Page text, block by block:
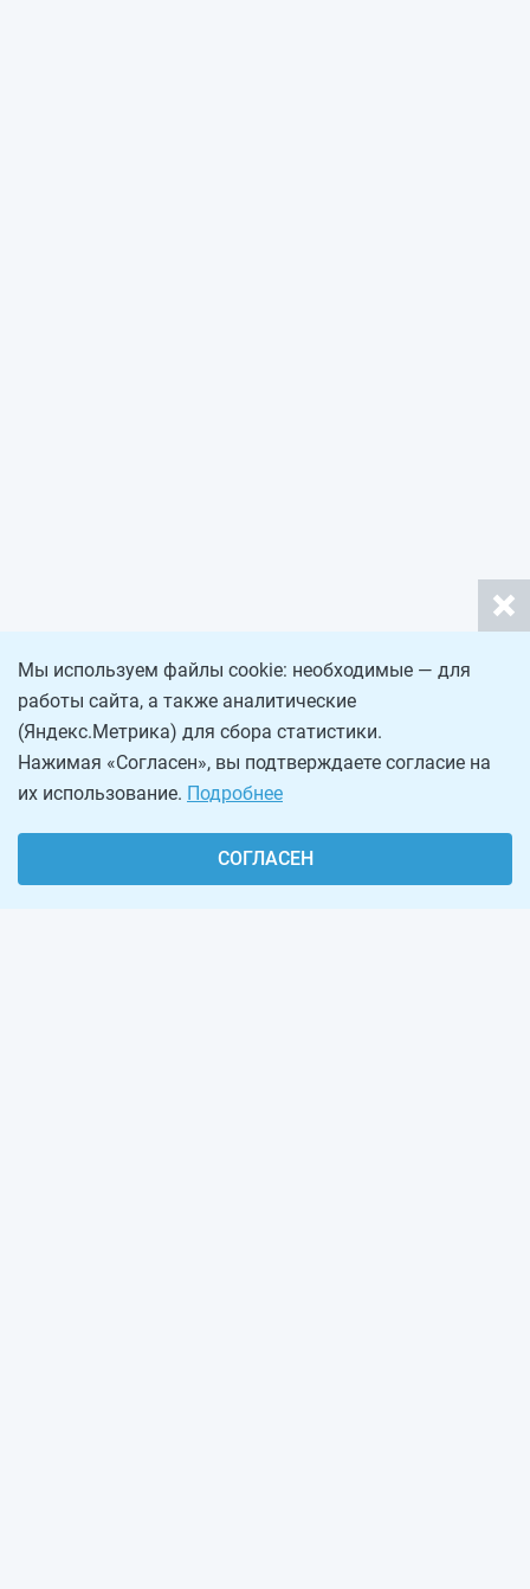
Мы используем файлы cookie: необходимые — для
работы сайта, а также аналитические
(Яндекс.Метрика) для сбора статистики.
Нажимая «Согласен», вы подтверждаете согласие на
их использование. Подробнее
СОГЛАСЕН